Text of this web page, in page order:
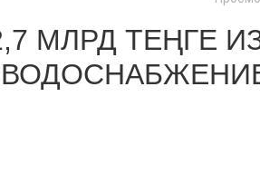
МЛРД ТЕҢГЕ